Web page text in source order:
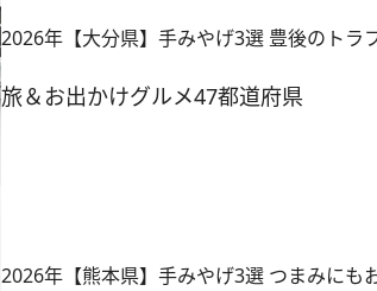
2026年【大分県】手みやげ3選 豊後のトラ
旅＆お出かけグルメ47都道府県
2026年【熊本県】手みやげ3選 つまみにも